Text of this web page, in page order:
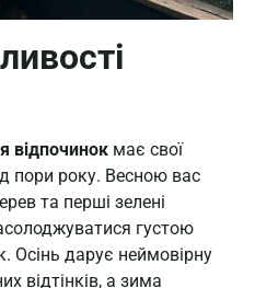
відпочинок має свої
пори року. Весною вас
та перші зелені
густою
Осінь дарує неймовірну
відтінків, а зима